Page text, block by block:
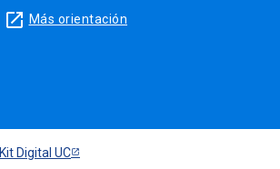
launch Más orientación
Kit Digital UC